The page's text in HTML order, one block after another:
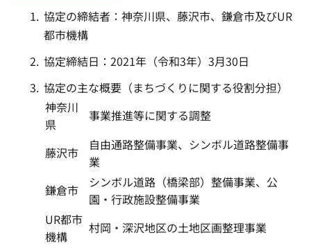
協定の締結者：神奈川県、藤沢市、鎌倉市及びUR
都市機構
協定締結日：2021年（令和3年）3月30日
協定の主な概要（まちづくりに関する役割分担）
神奈川
県
事業推進等に関する調整
藤沢市
自由通路整備事業、シンボル道路整備事
業
鎌倉市
シンボル道路（橋梁部）整備事業、公
園・行政施設整備事業
UR都市
機構
村岡・深沢地区の土地区画整理事業